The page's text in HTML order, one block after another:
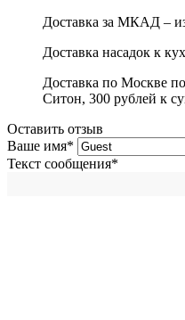
Доставка за МКАД –
Доставка насадок к
Доставка по Москве
Ситон, 300 рублей к
Оставить отзыв
Ваше имя*
Текст сообщения*